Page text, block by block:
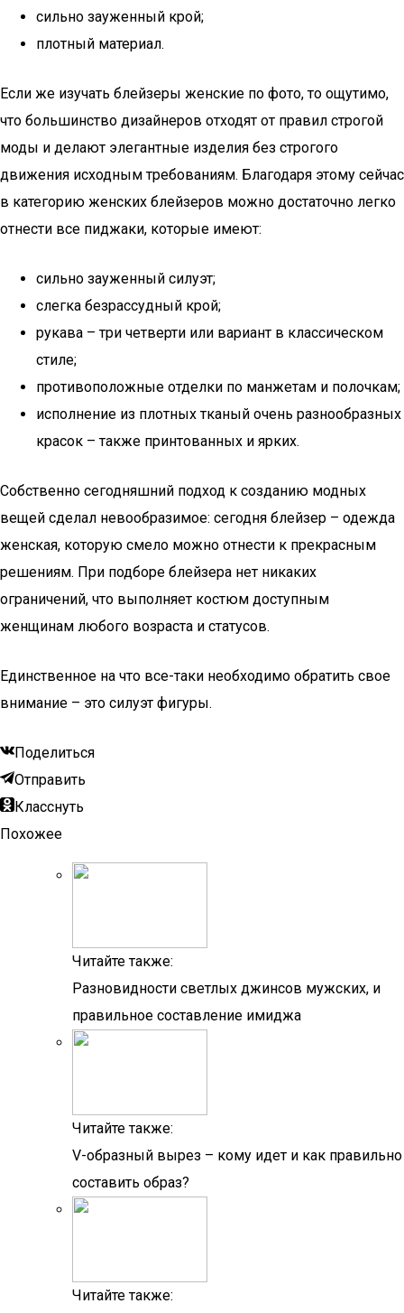
сильно зауженный крой;
плотный материал.
Если же изучать блейзеры женские по фото, то ощутимо,
что большинство дизайнеров отходят от правил строгой
моды и делают элегантные изделия без строгого
движения исходным требованиям. Благодаря этому сейчас
в категорию женских блейзеров можно достаточно легко
отнести все пиджаки, которые имеют:
сильно зауженный силуэт;
слегка безрассудный крой;
рукава – три четверти или вариант в классическом
стиле;
противоположные отделки по манжетам и полочкам;
исполнение из плотных тканый очень разнообразных
красок – также принтованных и ярких.
Собственно сегодняшний подход к созданию модных
вещей сделал невообразимое: сегодня блейзер – одежда
женская, которую смело можно отнести к прекрасным
решениям. При подборе блейзера нет никаких
ограничений, что выполняет костюм доступным
женщинам любого возраста и статусов.
Единственное на что все-таки необходимо обратить свое
внимание – это силуэт фигуры.
Поделиться
Отправить
Класснуть
Похожее
Читайте также:
Разновидности светлых джинсов мужских, и
правильное составление имиджа
Читайте также:
V-образный вырез – кому идет и как правильно
составить образ?
Читайте также: